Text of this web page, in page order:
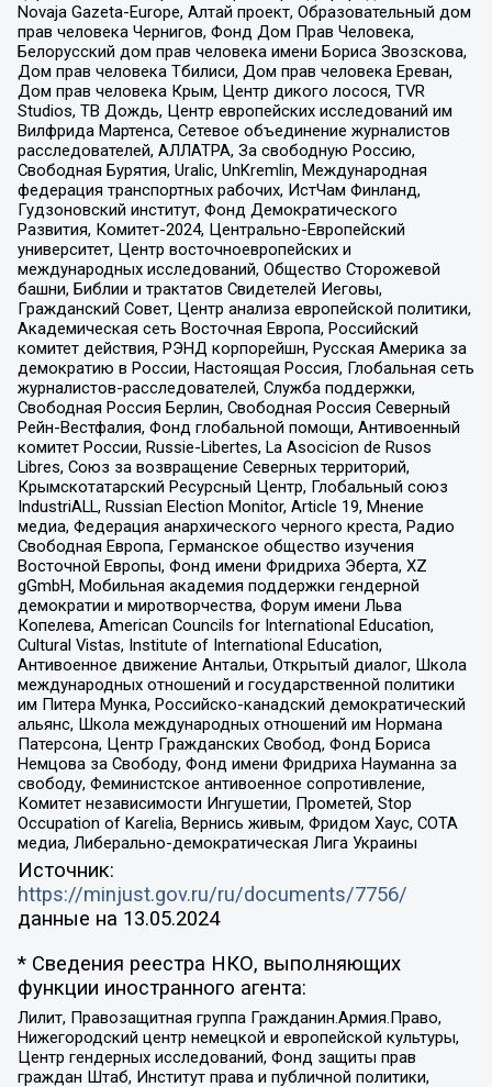
Novaja Gazeta-Europe, Алтай проект, Образовательный дом
прав человека Чернигов, Фонд Дом Прав Человека,
Белорусский дом прав человека имени Бориса Звозскова,
Дом прав человека Тбилиси, Дом прав человека Ереван,
Дом прав человека Крым, Центр дикого лосося, TVR
Studios, ТВ Дождь, Центр европейских исследований им
Вилфрида Мартенса, Сетевое объединение журналистов
расследователей, АЛЛАТРА, За свободную Россию,
Свободная Бурятия, Uralic, UnKremlin, Международная
федерация транспортных рабочих, ИстЧам Финланд,
Гудзоновский институт, Фонд Демократического
Развития, Комитет-2024, Центрально-Европейский
университет, Центр восточноевропейских и
международных исследований, Общество Сторожевой
башни, Библии и трактатов Свидетелей Иеговы,
Гражданский Совет, Центр анализа европейской политики,
Академическая сеть Восточная Европа, Российский
комитет действия, РЭНД корпорейшн, Русская Америка за
демократию в России, Настоящая Россия, Глобальная сеть
журналистов-расследователей, Служба поддержки,
Свободная Россия Берлин, Свободная Россия Северный
Рейн-Вестфалия, Фонд глобальной помощи, Антивоенный
комитет России, Russie-Libertes, La Asocicion de Rusos
Libres, Союз за возвращение Северных территорий,
Крымскотатарский Ресурсный Центр, Глобальный союз
IndustriALL, Russian Election Monitor, Article 19, Мнение
медиа, Федерация анархического черного креста, Радио
Свободная Европа, Германское общество изучения
Восточной Европы, Фонд имени Фридриха Эберта, XZ
gGmbH, Мобильная академия поддержки гендерной
демократии и миротворчества, Форум имени Льва
Копелева, American Councils for International Education,
Cultural Vistas, Institute of International Education,
Антивоенное движение Антальи, Открытый диалог, Школа
международных отношений и государственной политики
им Питера Мунка, Российско-канадский демократический
альянс, Школа международных отношений им Нормана
Патерсона, Центр Гражданских Свобод, Фонд Бориса
Немцова за Свободу, Фонд имени Фридриха Науманна за
свободу, Феминистское антивоенное сопротивление,
Комитет независимости Ингушетии, Прометей, Stop
Occupation of Karelia, Вернись живым, Фридом Хаус, СОТА
медиа, Либерально-демократическая Лига Украины
Источник:
https://minjust.gov.ru/ru/documents/7756/
данные на 13.05.2024
* Сведения реестра НКО, выполняющих
функции иностранного агента:
Лилит, Правозащитная группа Гражданин.Армия.Право,
Нижегородский центр немецкой и европейской культуры,
Центр гендерных исследований, Фонд защиты прав
граждан Штаб, Институт права и публичной политики,